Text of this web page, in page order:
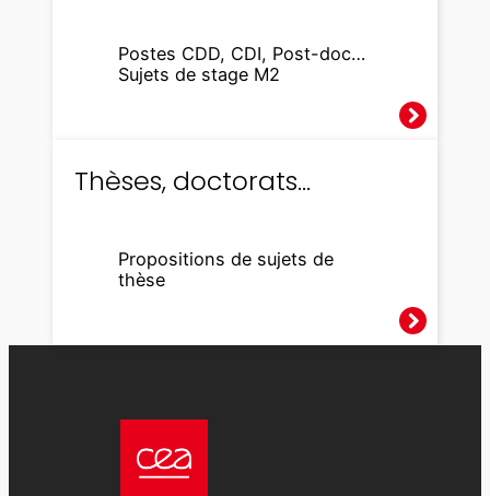
Postes CDD, CDI, Post-doc…
Sujets de stage M2
Thèses, doctorats…
Propositions de sujets de
thèse